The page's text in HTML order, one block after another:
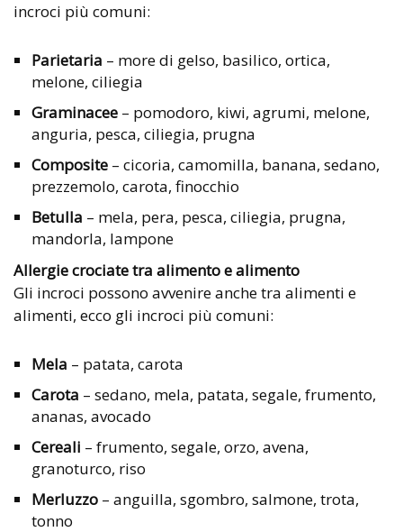
incroci più comuni:
Parietaria – more di gelso, basilico, ortica,
melone, ciliegia
Graminacee – pomodoro, kiwi, agrumi, melone,
anguria, pesca, ciliegia, prugna
Composite – cicoria, camomilla, banana, sedano,
prezzemolo, carota, finocchio
Betulla – mela, pera, pesca, ciliegia, prugna,
mandorla, lampone
Allergie crociate tra alimento e alimento
Gli incroci possono avvenire anche tra alimenti e
alimenti, ecco gli incroci più comuni:
Mela – patata, carota
Carota – sedano, mela, patata, segale, frumento,
ananas, avocado
Cereali – frumento, segale, orzo, avena,
granoturco, riso
Merluzzo – anguilla, sgombro, salmone, trota,
tonno